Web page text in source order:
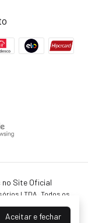
Aceitar e fechar
no Site Oficial
LTDA . Todos os